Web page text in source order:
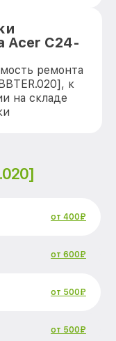
Acer C24-
ремонта
к
на складе
от 400₽
от 600₽
от 500₽
от 500₽